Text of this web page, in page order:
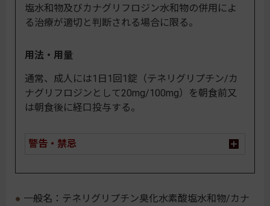
塩水和物及びカナグリフロジン水和物の併用によ
る治療が適切と判断される場合に限る。
用法・用量
通常、成人には1日1回1錠（テネリグリプチン/カ
ナグリフロジンとして20mg/100mg）を朝食前又
は朝食後に経口投与する。
警告・禁忌
一般名：テネリグリプチン臭化水素酸塩水和物/カナ